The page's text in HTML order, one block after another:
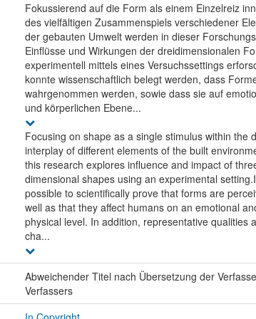
Fokussierend auf die Form als einem Einzelreiz
des vielfältigen Zusammenspiels verschiedener
der gebauten Umwelt werden in dieser
Einflüsse und Wirkungen der dreidimensionalen
experimentell mittels eines Versuchssettings
konnte wissenschaftlich belegt werden, dass
wahrgenommen werden, sowie dass sie auf
und körperlichen Ebene...
Focusing on shape as a single stimulus within the
interplay of different elements of the built
this research explores influence and impact of
dimensional shapes using an experimental
possible to scientifically prove that forms are
well as that they affect humans on an emotional
physical level. In addition, representative qualities
cha...
Abweichender Titel nach Übersetzung der
Verfassers